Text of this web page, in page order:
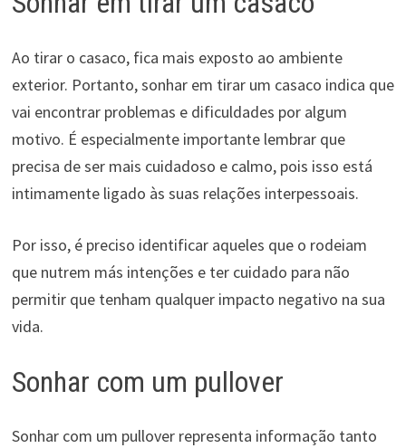
Ao tirar o casaco, fica mais exposto ao ambiente
exterior. Portanto, sonhar em tirar um casaco indica que
vai encontrar problemas e dificuldades por algum
motivo. É especialmente importante lembrar que
precisa de ser mais cuidadoso e calmo, pois isso está
intimamente ligado às suas relações interpessoais.
Por isso, é preciso identificar aqueles que o rodeiam
que nutrem más intenções e ter cuidado para não
permitir que tenham qualquer impacto negativo na sua
vida.
Sonhar com um pullover
Sonhar com um pullover representa informação tanto